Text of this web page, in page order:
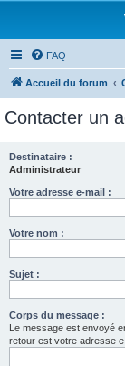
FAQ
Accueil du forum
Contacter un
Destinataire :
Administrateur
Votre adresse e-mail :
Votre nom :
Sujet :
Corps du message :
Le message est envoyé
retour est votre adresse